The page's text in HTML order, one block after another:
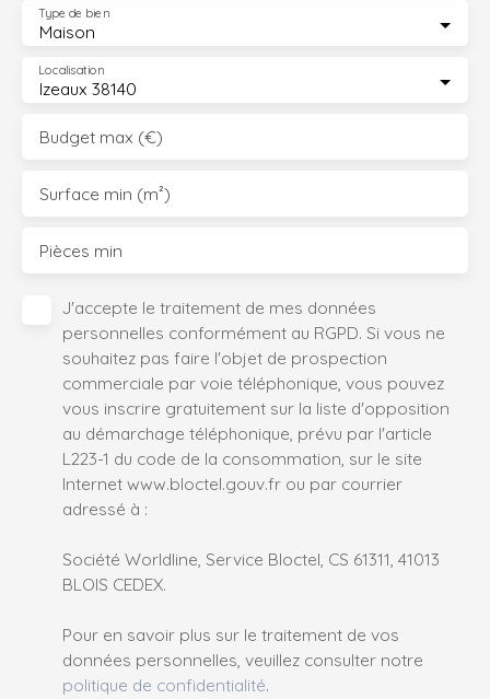
Maison
Type de bien
Izeaux 38140
Localisation
Budget max (€)
Surface min (m²)
Pièces min
J'accepte le traitement de mes données
personnelles conformément au RGPD. Si vous ne
souhaitez pas faire l'objet de prospection
commerciale par voie téléphonique, vous pouvez
vous inscrire gratuitement sur la liste d'opposition
au démarchage téléphonique, prévu par l'article
L223-1 du code de la consommation, sur le site
Internet www.bloctel.gouv.fr ou par courrier
adressé à :
Société Worldline, Service Bloctel, CS 61311, 41013
BLOIS CEDEX.
Pour en savoir plus sur le traitement de vos
données personnelles, veuillez consulter notre
politique de confidentialité.